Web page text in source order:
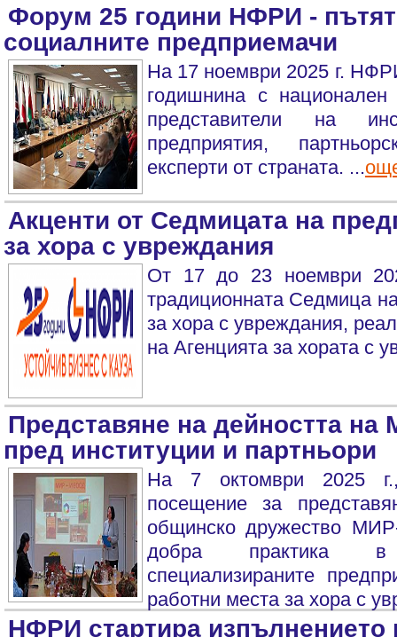
Форум 25 години НФРИ -
социалните предприемачи
На 17 ноември 2025 г.
годишнина с
представители на
предприятия,
експерти от страната. ...
Акценти от Седмицата на
за хора с увреждания
От 17 до 23 ноември
традиционната Седмица
за хора с увреждания,
на Агенцията за хората с
Представяне на дейността
пред институции и партньори
На 7 октомври 2025
посещение за
общинско дружество
добра практика
специализираните
работни места за хора с
НФРИ стартира изпълнението